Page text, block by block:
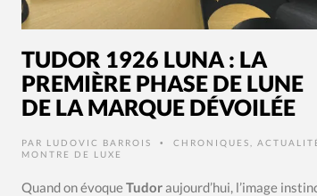
TUDOR 1926 LUNA : LA
PREMIÈRE PHASE DE LUNE
DE LA MARQUE DÉVOILÉE
PAR LUDOVIC BARROIS • CHRONIQUES
MONTRE DE LUXE
Quand on évoqueTudoraujourd’hui, l’image